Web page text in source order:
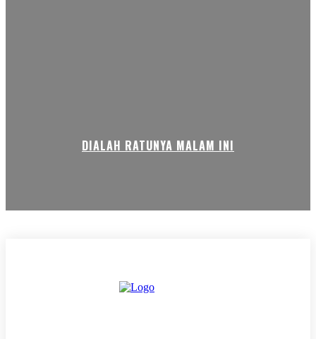
DIALAH RATUNYA MALAM INI